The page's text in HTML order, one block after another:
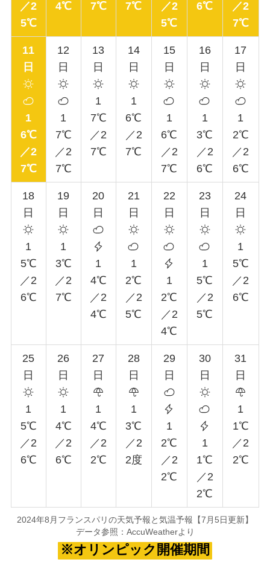
／2
5℃
4℃ 7℃ 7℃
／2
5℃
6℃
／2
7℃
11
日
1
6℃
／2
7℃
12
日
1
7℃
／2
7℃
13
日
1
7℃
／2
7℃
14
日
1
6℃
／2
7℃
15
日
1
6℃
／2
7℃
16
日
1
3℃
／2
6℃
17
日
1
2℃
／2
6℃
18
日
1
5℃
／2
6℃
19
日
1
3℃
／2
7℃
20
日
1
4℃
／2
4℃
21
日
1
2℃
／2
5℃
22
日
1
2℃
／2
4℃
23
日
1
5℃
／2
5℃
24
日
1
5℃
／2
6℃
25
日
1
5℃
／2
6℃
26
日
1
4℃
／2
6℃
27
日
1
4℃
／2
2℃
28
日
1
3℃
／2
2度
29
日
1
2℃
／2
2℃
30
日
1
1℃
／2
2℃
31
日
1
1℃
／2
2℃
2024年8月フランスパリの天気予報と気温予報【7月5日更新】
データ参照：AccuWeatherより
※オリンピック開催期間